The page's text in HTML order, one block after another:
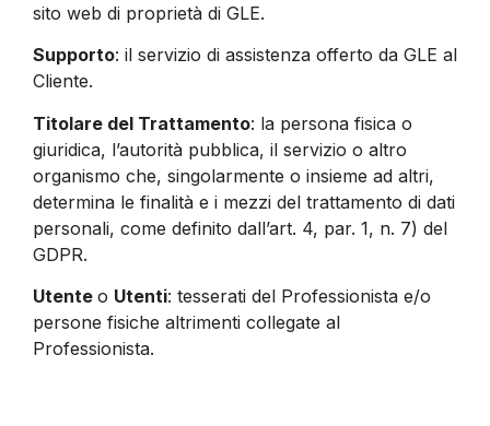
sito web di proprietà di GLE.
Supporto: il servizio di assistenza offerto da GLE al
Cliente.
Titolare del Trattamento: la persona fisica o
giuridica, l’autorità pubblica, il servizio o altro
organismo che, singolarmente o insieme ad altri,
determina le finalità e i mezzi del trattamento di dati
personali, come definito dall’art. 4, par. 1, n. 7) del
GDPR.
Utente o Utenti: tesserati del Professionista e/o
persone fisiche altrimenti collegate al
Professionista.